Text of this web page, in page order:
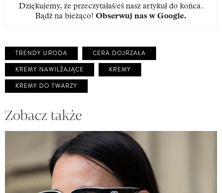
Dziękujemy, że przeczytałaś/eś nasz artykuł do końca.
Bądź na bieżąco! Obserwuj nas w Google.
TRENDY URODA
CERA DOJRZAŁA
KREMY NAWILŻAJĄCE
KREMY
KREMY DO TWARZY
Zobacz także